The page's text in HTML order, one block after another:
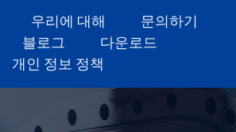
너지 효
니다.
라인에서 요구하는 안정적인 공기
공급 요건을 충족합니다.
우리에 대해
문의하기
블로그
다운로드
개인 정보 정책